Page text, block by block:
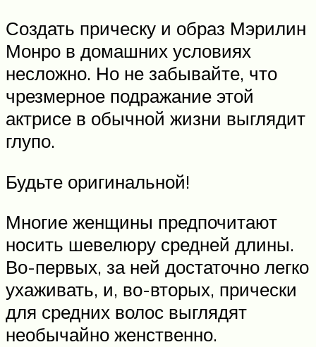
Создать прическу и образ Мэрилин
Монро в домашних условиях
несложно. Но не забывайте, что
чрезмерное подражание этой
актрисе в обычной жизни выглядит
глупо.
Будьте оригинальной!
Многие женщины предпочитают
носить шевелюру средней длины.
Во-первых, за ней достаточно легко
ухаживать, и, во-вторых, прически
для средних волос выглядят
необычайно женственно.